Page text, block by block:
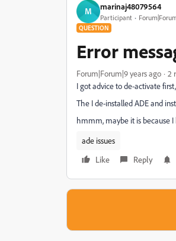
M marinaj48079564
Participant
QUESTION
Error
Forum|Forum|9 years ago 2
I got advice to de-activate
The I de-installed ADE and
hmmm, maybe it is because I
ade issues
Like
Reply